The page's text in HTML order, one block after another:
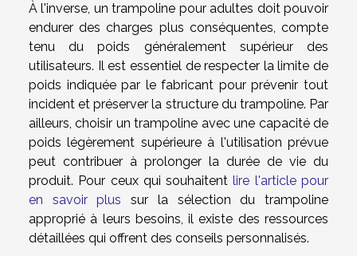
À l'inverse, un trampoline pour adultes doit pouvoir
endurer des charges plus conséquentes, compte
tenu du poids généralement supérieur des
utilisateurs. Il est essentiel de respecter la limite de
poids indiquée par le fabricant pour prévenir tout
incident et préserver la structure du trampoline. Par
ailleurs, choisir un trampoline avec une capacité de
poids légèrement supérieure à l'utilisation prévue
peut contribuer à prolonger la durée de vie du
produit. Pour ceux qui souhaitentlire l'article pour
en savoir plus sur la sélection du trampoline
approprié à leurs besoins, il existe des ressources
détaillées qui offrent des conseils personnalisés.